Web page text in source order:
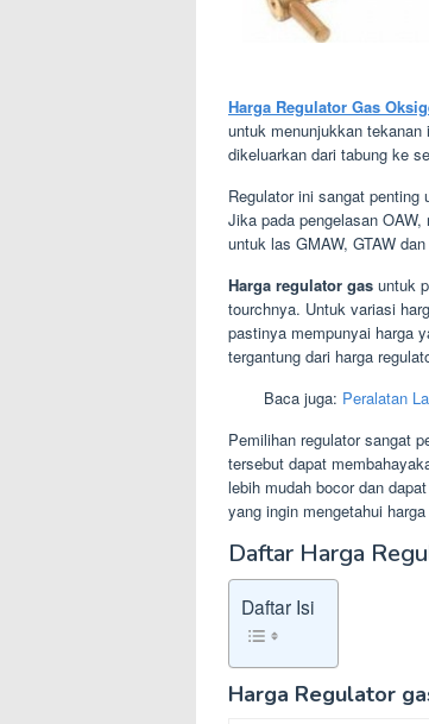
Harga Regulator Gas
untuk menunjukkan
dikeluarkan dari tabung ke
Regulator ini sangat penting
Jika pada pengelasan
untuk las GMAW, GTAW
Harga regulator gas untuk
tourchnya. Untuk variasi
pastinya mempunyai harga
tergantung dari harga
Baca juga: Peralatan
Pemilihan regulator sangat
tersebut dapat
lebih mudah bocor dan
yang ingin mengetahui
Daftar Harga
Daftar Isi
Harga Regulator